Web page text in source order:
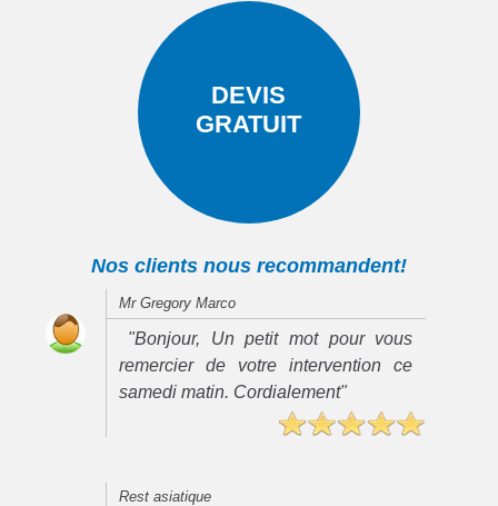
DEVIS
GRATUIT
Nos clients nous recommandent!
Mr Gregory Marco
"Bonjour, Un petit mot pour vous
remercier de votre intervention ce
samedi matin. Cordialement"
Rest asiatique